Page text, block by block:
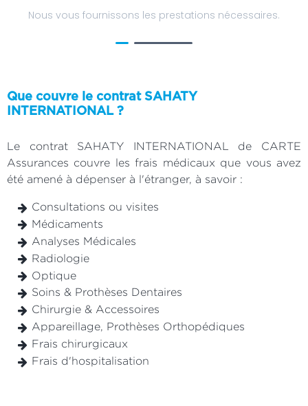
Nous vous fournissons les prestations nécessaires.
Que couvre le contrat SAHATY
INTERNATIONAL ?
Le contrat SAHATY INTERNATIONAL de CARTE
Assurances couvre les frais médicaux que vous avez
été amené à dépenser à l'étranger, à savoir :
Consultations ou visites
Médicaments
Analyses Médicales
Radiologie
Optique
Soins & Prothèses Dentaires
Chirurgie & Accessoires
Appareillage, Prothèses Orthopédiques
Frais chirurgicaux
Frais d'hospitalisation